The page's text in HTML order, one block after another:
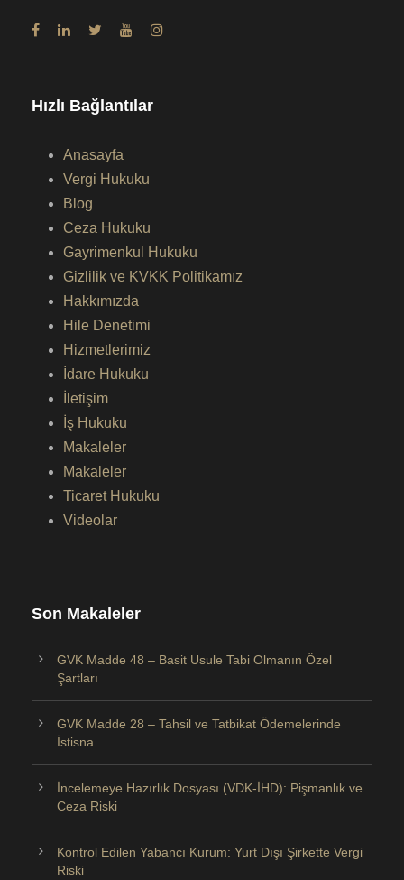
Hızlı Bağlantılar
Anasayfa
Vergi Hukuku
Blog
Ceza Hukuku
Gayrimenkul Hukuku
Gizlilik ve KVKK Politikamız
Hakkımızda
Hile Denetimi
Hizmetlerimiz
İdare Hukuku
İletişim
İş Hukuku
Makaleler
Makaleler
Ticaret Hukuku
Videolar
Son Makaleler
GVK Madde 48 – Basit Usule Tabi Olmanın Özel
Şartları
GVK Madde 28 – Tahsil ve Tatbikat Ödemelerinde
İstisna
İncelemeye Hazırlık Dosyası (VDK-İHD): Pişmanlık ve
Ceza Riski
Kontrol Edilen Yabancı Kurum: Yurt Dışı Şirkette Vergi
Riski